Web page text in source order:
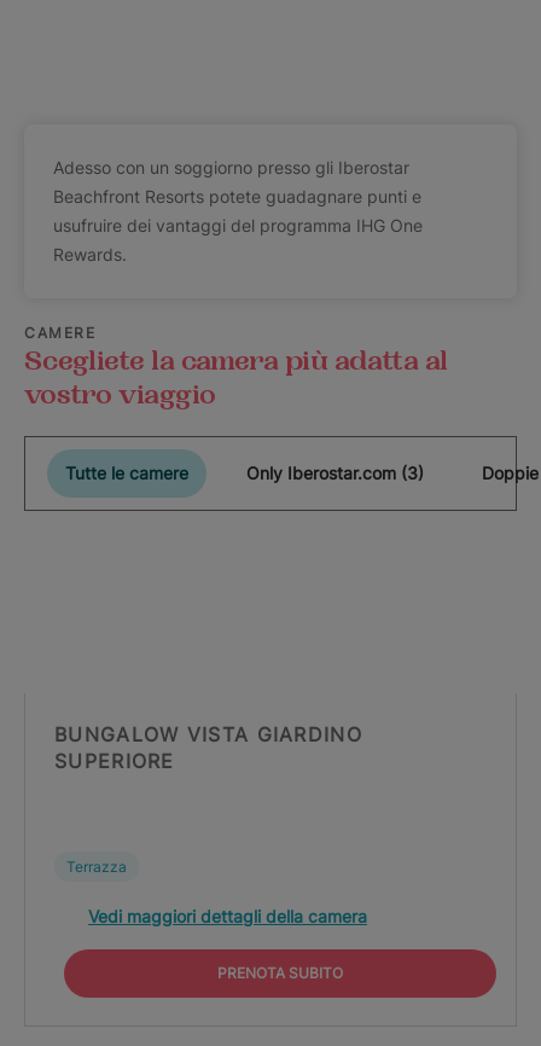
Adesso con un soggiorno presso gli Iberostar
Beachfront Resorts potete guadagnare punti e
usufruire dei vantaggi del programma IHG One
Rewards.
CAMERE
Scegliete la camera più adatta al
vostro viaggio
Tutte le camere Only Iberostar.com (3)
BUNGALOW VISTA GIARDINO
SUPERIORE
Terrazza
Vedi maggiori dettagli della camera
PRENOTA SUBITO